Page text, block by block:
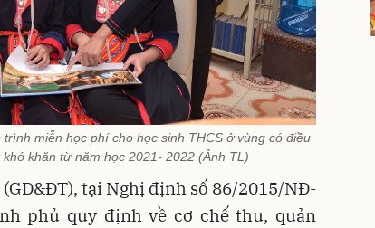
miễn học phí cho học sinh THCS ở vùng có điều
khăn từ năm học 2021- 2022 (Ảnh TL)
tại Nghị định số 86/2015/NĐ-
phủ quy định về cơ chế thu, quản